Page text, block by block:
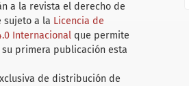
a la revista el derecho de
sujeto a la Licencia de
Internacional que permite
primera publicación esta
de distribución de